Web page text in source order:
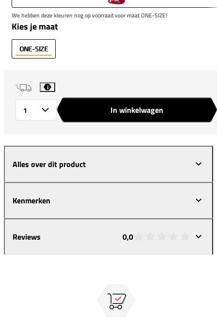
We hebben deze kleuren nog op voorraad voor maat ONE-SIZE!
Kies je maat
ONE-SIZE
i
In winkelwagen
Alles over dit product
Kenmerken
Reviews 0,0